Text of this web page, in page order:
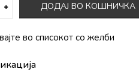
ДОДАЈ ВО КОШНИЧКА
во списокот со желби